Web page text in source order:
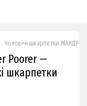
Чоловічі шкарпетки
Poorer —
шкарпетки